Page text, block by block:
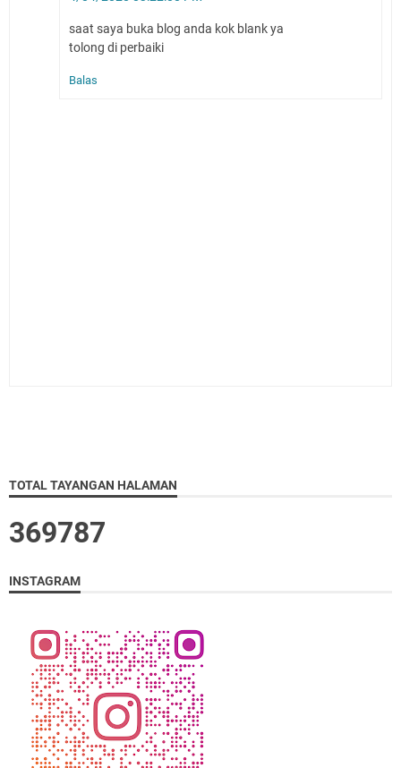
saat saya buka blog anda kok blank ya
tolong di perbaiki
Balas
TOTAL TAYANGAN HALAMAN
369787
INSTAGRAM